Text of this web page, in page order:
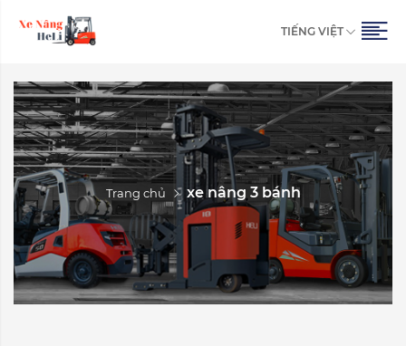
TIẾNG VIỆT
Trang chủ xe nâng 3 bánh